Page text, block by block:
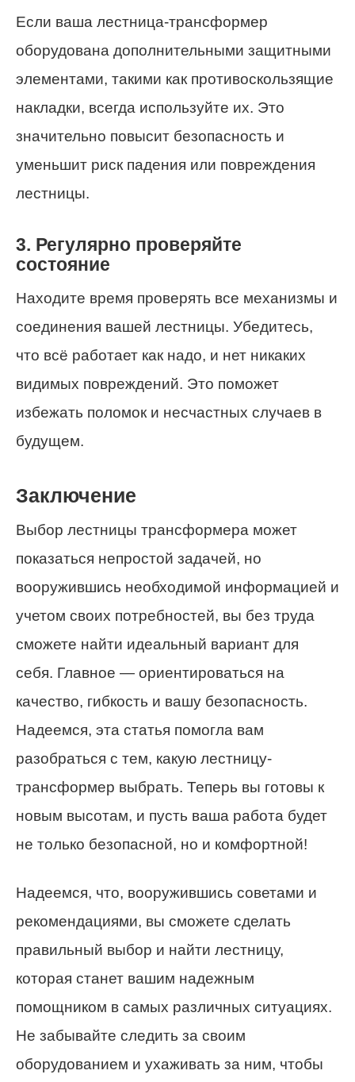
Если ваша лестница-трансформер
оборудована дополнительными защитными
элементами, такими как противоскользящие
накладки, всегда используйте их. Это
значительно повысит безопасность и
уменьшит риск падения или повреждения
лестницы.
3. Регулярно проверяйте
состояние
Находите время проверять все механизмы и
соединения вашей лестницы. Убедитесь,
что всё работает как надо, и нет никаких
видимых повреждений. Это поможет
избежать поломок и несчастных случаев в
будущем.
Заключение
Выбор лестницы трансформера может
показаться непростой задачей, но
вооружившись необходимой информацией и
учетом своих потребностей, вы без труда
сможете найти идеальный вариант для
себя. Главное — ориентироваться на
качество, гибкость и вашу безопасность.
Надеемся, эта статья помогла вам
разобраться с тем, какую лестницу-
трансформер выбрать. Теперь вы готовы к
новым высотам, и пусть ваша работа будет
не только безопасной, но и комфортной!
Надеемся, что, вооружившись советами и
рекомендациями, вы сможете сделать
правильный выбор и найти лестницу,
которая станет вашим надежным
помощником в самых различных ситуациях.
Не забывайте следить за своим
оборудованием и ухаживать за ним, чтобы